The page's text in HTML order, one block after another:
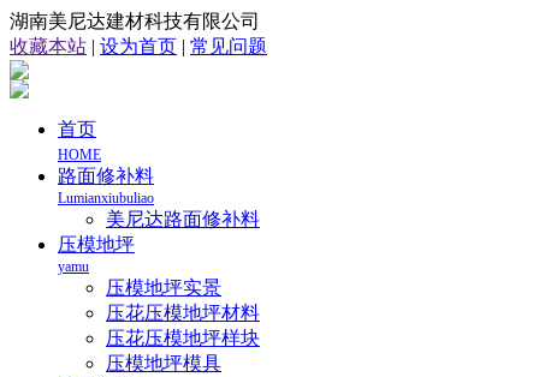
湖南美尼达建材科技有限公司
收藏本站 | 设为首页 | 常见问题
首页
HOME
路面修补料
Lumianxiubuliao
美尼达路面修补料
压模地坪
yamu
压模地坪实景
压花压模地坪材料
压花压模地坪样块
压模地坪模具